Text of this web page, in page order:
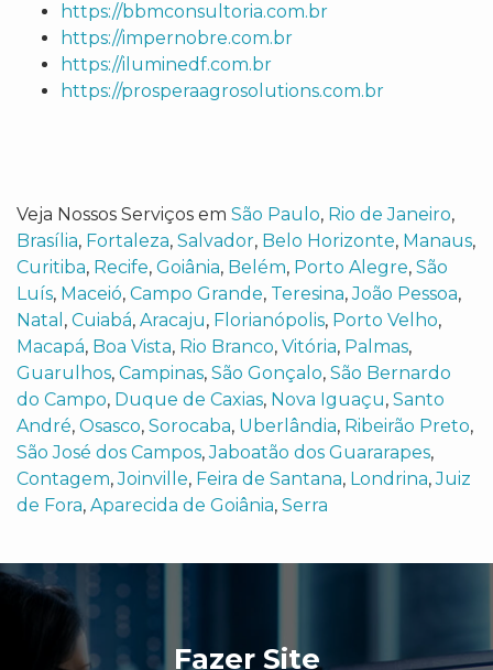
https://bbmconsultoria.com.br
https://impernobre.com.br
https://iluminedf.com.br
https://prosperaagrosolutions.com.br
Veja Nossos Serviços em São Paulo, Rio de Janeiro,
Brasília, Fortaleza, Salvador, Belo Horizonte, Manaus,
Curitiba, Recife, Goiânia, Belém, Porto Alegre, São
Luís, Maceió, Campo Grande, Teresina,João Pessoa,
Natal , Cuiabá, Aracaju, Florianópolis, Porto Velho,
Macapá, Boa Vista, Rio Branco, Vitória, Palmas,
Guarulhos, Campinas, São Gonçalo, São Bernardo
do Campo, Duque de Caxias, Nova Iguaçu, Santo
André, Osasco, Sorocaba, Uberlândia, Ribeirão Preto,
São José dos Campos,Jaboatão dos Guararapes,
Contagem,Joinville, Feira de Santana, Londrina,Juiz
de Fora, Aparecida de Goiânia, Serra
Fazer Site